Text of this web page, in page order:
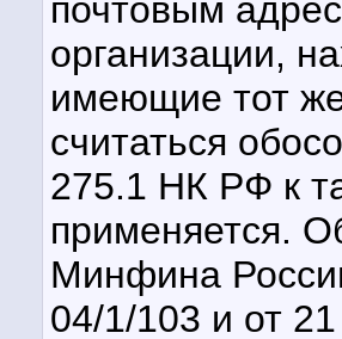
почтовым
организации,
имеющие тот
считаться
275.1 НК РФ к
применяется.
Минфина
04/1/103 и от